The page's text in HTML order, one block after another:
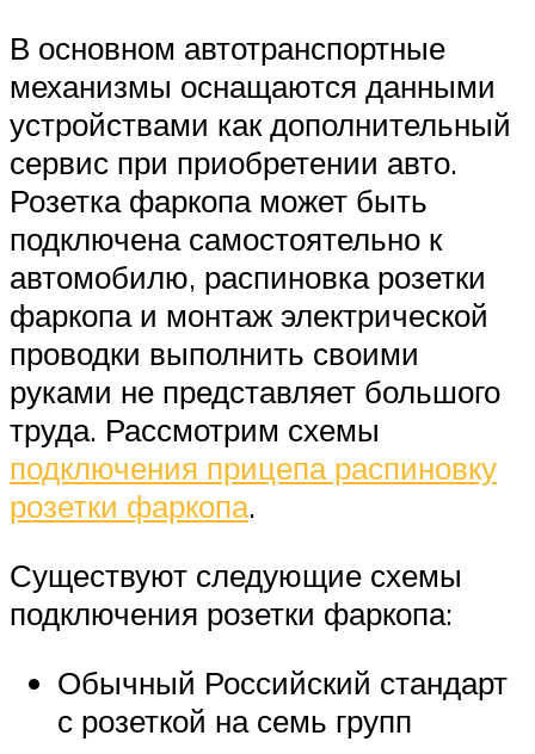
В основном автотранспортные
механизмы оснащаются данными
устройствами как дополнительный
сервис при приобретении авто.
Розетка фаркопа может быть
подключена самостоятельно к
автомобилю, распиновка розетки
фаркопа и монтаж электрической
проводки выполнить своими
руками не представляет большого
труда. Рассмотрим схемы
подключения прицепа распиновку
розетки фаркопа.
Существуют следующие схемы
подключения розетки фаркопа:
Обычный Российский стандарт
с розеткой на семь групп